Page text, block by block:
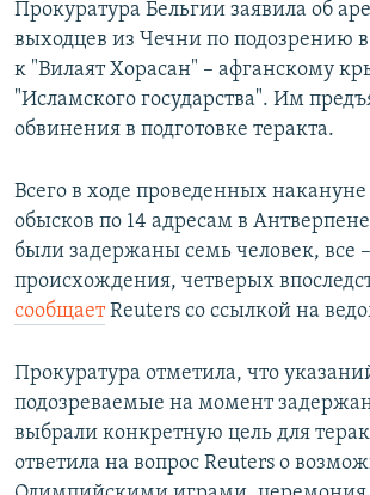
Все сайты РСЕ/РС
Прокуратура Бельгии заявила об
выходцев из Чечни по подозрению
к "Вилаят Хорасан" – афганскому
"Исламского государства". Им
обвинения в подготовке теракта.
Всего в ходе проведенных
обысков по 14 адресам в
были задержаны семь человек, все
происхождения, четверых
сообщаетReuters со ссылкой на
Прокуратура отметила, что
подозреваемые на момент
выбрали конкретную цель для
ответила на вопрос Reuters о